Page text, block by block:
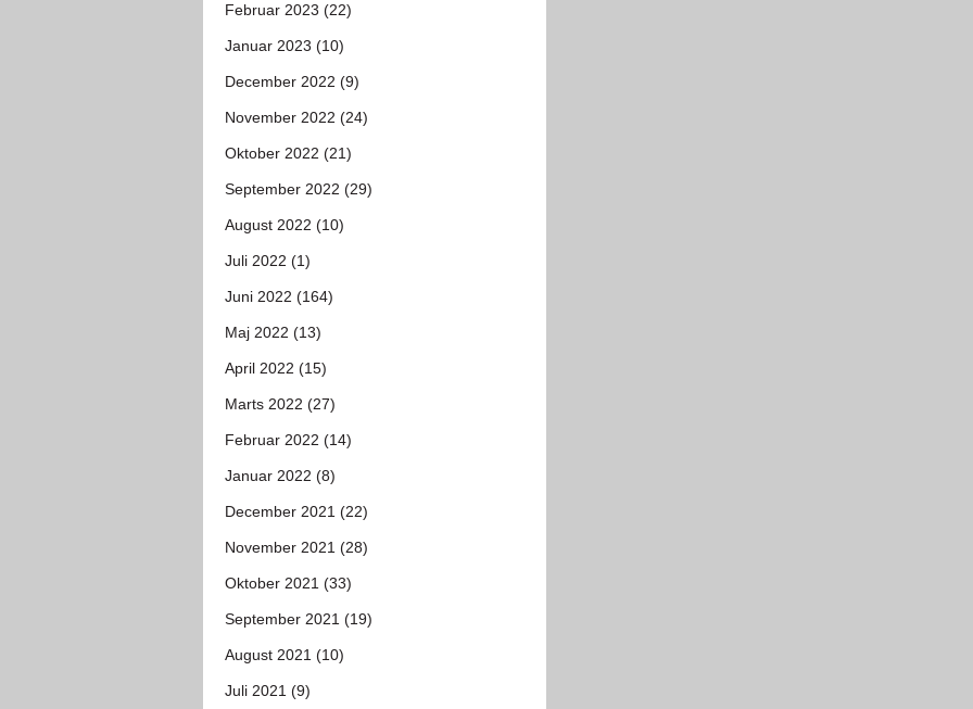
Februar 2023 (22)
Januar 2023 (10)
December 2022 (9)
November 2022 (24)
Oktober 2022 (21)
September 2022 (29)
August 2022 (10)
Juli 2022 (1)
Juni 2022 (164)
Maj 2022 (13)
April 2022 (15)
Marts 2022 (27)
Februar 2022 (14)
Januar 2022 (8)
December 2021 (22)
November 2021 (28)
Oktober 2021 (33)
September 2021 (19)
August 2021 (10)
Juli 2021 (9)